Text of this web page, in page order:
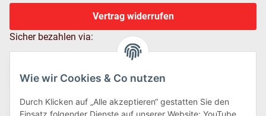
Wie wir Cookies & Co nutzen
Durch Klicken auf „Alle akzeptieren“ gestatten Sie den
Einsatz folgender Dienste auf unserer Website: YouTube,
Vertrag widerrufen
Sicher bezahlen via: